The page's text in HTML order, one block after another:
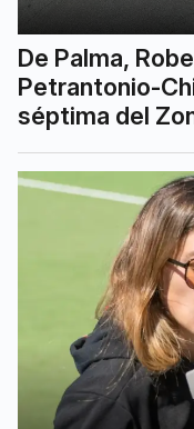
De Palma,
Petrantonio-
séptima del